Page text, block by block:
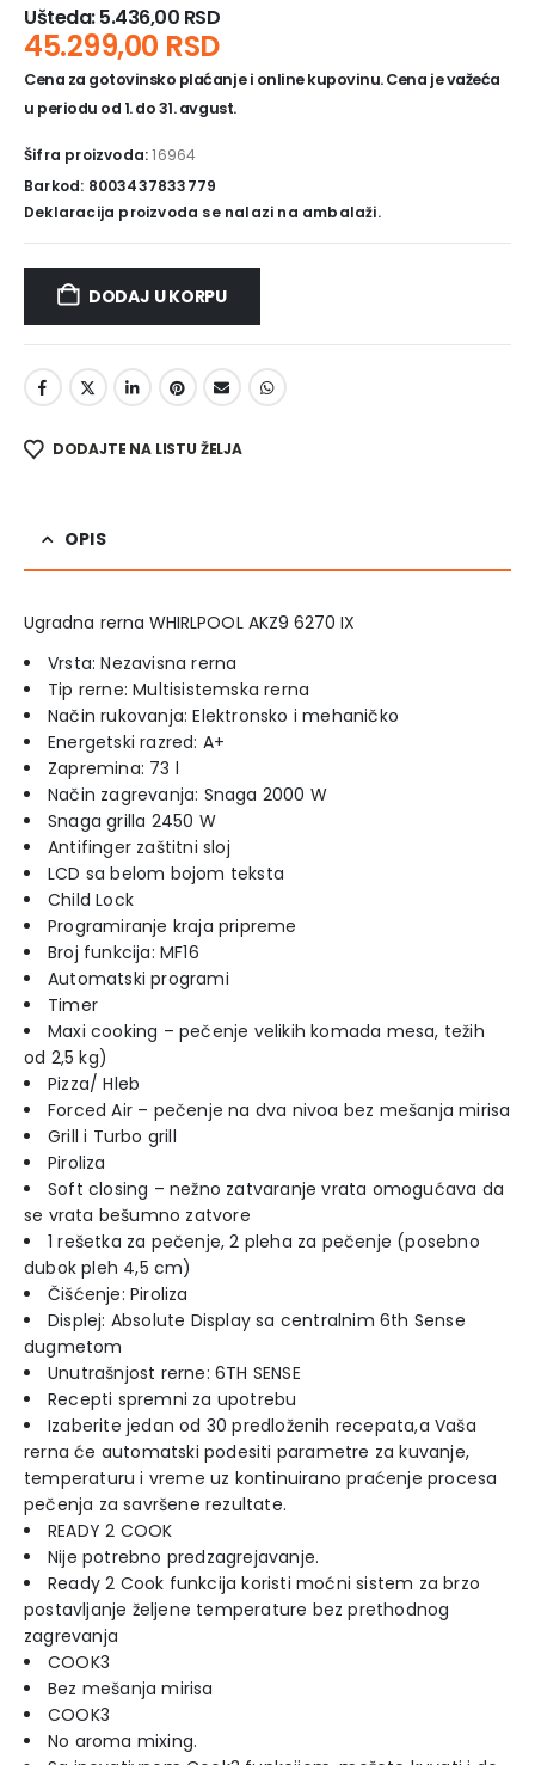
Ušteda:5.436,00 RSD
45.299,00 RSD
Cena za gotovinsko plaćanje i online kupovinu. Cena je važeća
u periodu od 1. do 31. avgust.
Šifra proizvoda:16964
Barkod: 8003437833779
Deklaracija proizvoda se nalazi na ambalaži.
DODAJ U KORPU
DODAJTE NA LISTU ŽELJA
OPIS
Ugradna rerna WHIRLPOOL AKZ9 6270 IX
Vrsta: Nezavisna rerna
Tip rerne: Multisistemska rerna
Način rukovanja: Elektronsko i mehaničko
Energetski razred: A+
Zapremina: 73 l
Način zagrevanja: Snaga 2000 W
Snaga grilla 2450 W
Antifinger zaštitni sloj
LCD sa belom bojom teksta
Child Lock
Programiranje kraja pripreme
Broj funkcija: MF16
Automatski programi
Timer
Maxi cooking – pečenje velikih komada mesa, težih
od 2,5 kg)
Pizza/ Hleb
Forced Air – pečenje na dva nivoa bez mešanja mirisa
Grill i Turbo grill
Piroliza
Soft closing – nežno zatvaranje vrata omogućava da
se vrata bešumno zatvore
1 rešetka za pečenje, 2 pleha za pečenje (posebno
dubok pleh 4,5 cm)
Čišćenje: Piroliza
Displej: Absolute Display sa centralnim 6th Sense
dugmetom
Unutrašnjost rerne: 6TH SENSE
Recepti spremni za upotrebu
Izaberite jedan od 30 predloženih recepata,a Vaša
rerna će automatski podesiti parametre za kuvanje,
temperaturu i vreme uz kontinuirano praćenje procesa
pečenja za savršene rezultate.
READY 2 COOK
Nije potrebno predzagrejavanje.
Ready 2 Cook funkcija koristi moćni sistem za brzo
postavljanje željene temperature bez prethodnog
zagrevanja
COOK3
Bez mešanja mirisa
COOK3
No aroma mixing.